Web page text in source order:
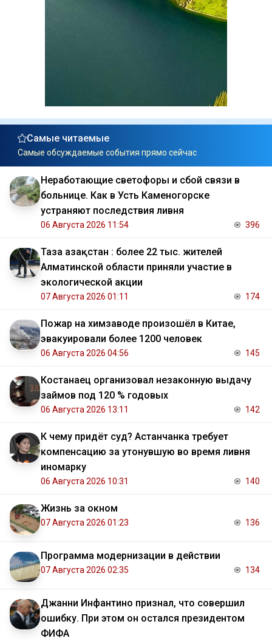
Самые читаемые
Самые обсуждаемые события прямо сейчас
Неработающие светофоры и сбой связи в
больнице. Как в Усть Каменогорске
устраняют последствия ливня
06 Августа 2026 11:54 396
Таза Қазақстан : более 22 тыс. жителей
Алматинской области приняли участие в
экологической акции
07 Августа 2026 01:11 174
Пожар на химзаводе произошёл в Китае,
эвакуировали более 1200 человек
06 Августа 2026 04:56 145
Костанаец организовал незаконную выдачу
займов под 120 % годовых
06 Августа 2026 13:11 142
К чему придёт суд? Астанчанка требует
компенсацию за утонувшую во время ливня
иномарку
06 Августа 2026 10:31 140
Жизнь за окном
07 Августа 2026 01:23 136
Программа модернизации в действии
07 Августа 2026 02:35 134
Джанни Инфантино признал, что совершил
ошибку. При этом он остался президентом
ФИФА